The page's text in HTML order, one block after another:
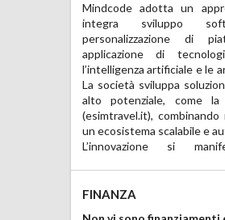
Mindcode adotta un
integra sviluppo
personalizzazione di
applicazione di
l’intelligenza artificiale e le
La società sviluppa
alto potenziale, come
(esimtravel.it),
un ecosistema scalabile e
L’innovazione si
progettazione di un ERP
digitali, basato su
(SvelteKit), e nello
proprietari per
gestione decentralizzata
Mindcode si distingue per
tecnologia, la rapidità di
capacità di anticipare le
FINANZA